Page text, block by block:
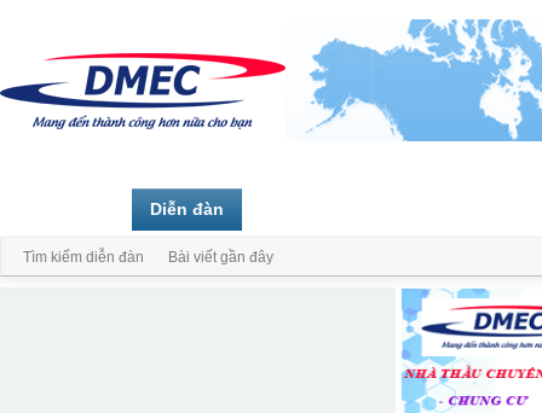
Diễn đàn
Tìm kiếm diễn đàn Bài viết gần đây